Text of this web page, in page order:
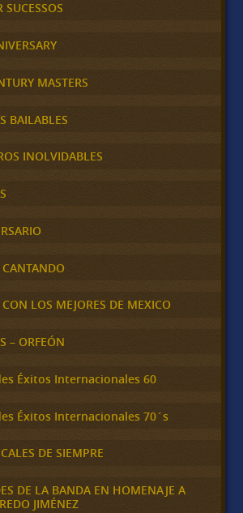
SUCESSOS
MASTERS
BAILABLES
INOLVIDABLES
LOS MEJORES DE MEXICO
– ORFEÓN
Éxitos Internacionales 60
Éxitos Internacionales 70´s
DE SIEMPRE
DE LA BANDA EN HOMENAJE A
JIMÉNEZ